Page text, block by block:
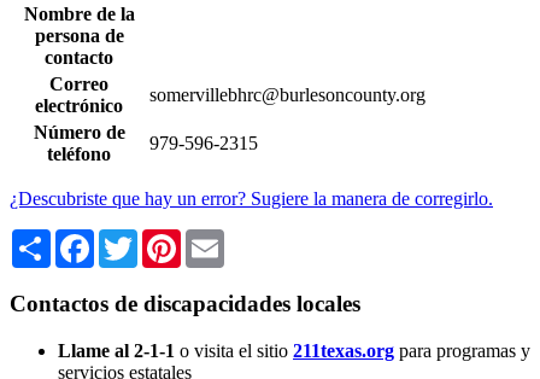
Nombre de la
persona de
contacto
Correo
electrónico
somervillebhrc@burlesoncounty.org
Número de
teléfono
979-596-2315
¿Descubriste que hay un error? Sugiere la manera de corregirlo.
Share Facebook
TwitterPinterest
Contactos de discapacidades locales
Llame al 2-1-1 o visita el sitio 211texas.org para programas y
servicios estatales